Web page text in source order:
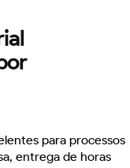
para processos
entrega de horas